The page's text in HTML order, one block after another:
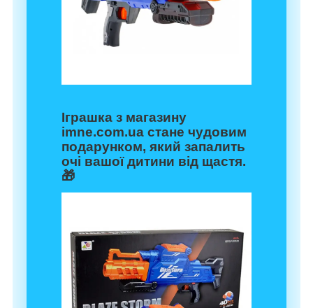
Іграшка з магазину
imne.com.ua стане чудовим
подарунком, який запалить
очі вашої дитини від щастя.
🎁